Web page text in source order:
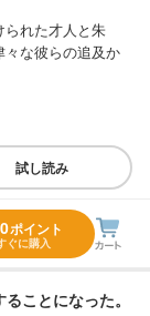
られた才人と朱
な彼らの追及か
試し読み
ポイント
ぐに購入
ことになった。